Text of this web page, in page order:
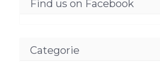
Find us on Facebook
Categorie